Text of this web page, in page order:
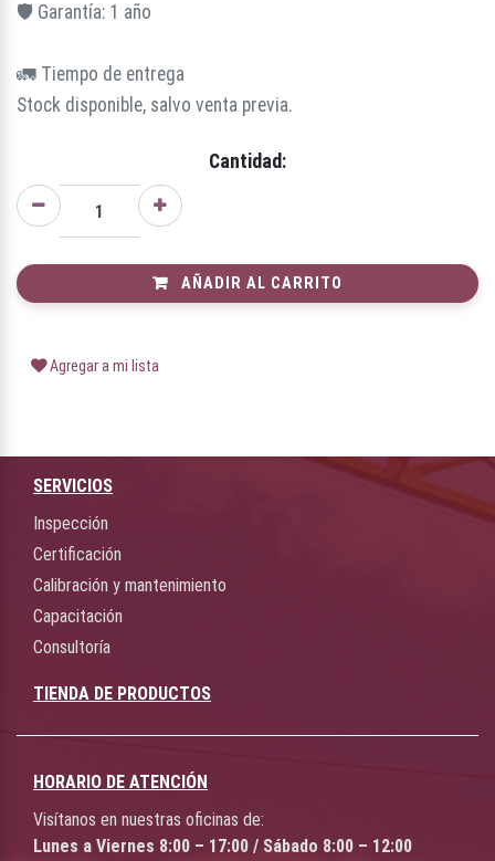
🛡️ Garantía: 1 año
🚛 Tiempo de entrega
Stock disponible, salvo venta previa.
Cantidad:
AÑADIR AL CARRITO
Agregar a mi lista
SERVICIOS
Inspección
Certificación
Calibración y mantenimiento
Capacitación
Consultoría
TIENDA DE PRODUCTOS
HORARIO DE ATENCIÓN
Visítanos en nuestras oficinas de:
Lunes a Viernes 8:00 – 17:00 / Sábado 8:00 – 12:00